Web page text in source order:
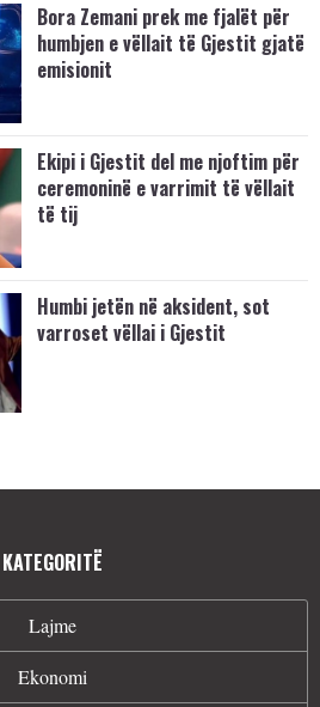
Bora Zemani prek me fjalët për
humbjen e vëllait të Gjestit gjatë
emisionit
Ekipi i Gjestit del me njoftim për
ceremoninë e varrimit të vëllait
të tij
Humbi jetën në aksident, sot
varroset vëllai i Gjestit
KATEGORITË
Lajme
Ekonomi